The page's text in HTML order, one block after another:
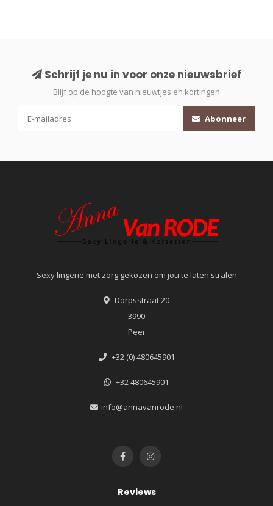
Schrijf je nu in voor onze nieuwsbrief
Blijf op de hoogte van nieuwtjes en kortingen
Abonneer
Sexy lingerie met zorg gekozen om jou te laten stralen
Dorpsstraat 20
3990
Peer
+32 (0) 480645901
+32 480645901
info@annavanrode.nl
Reviews